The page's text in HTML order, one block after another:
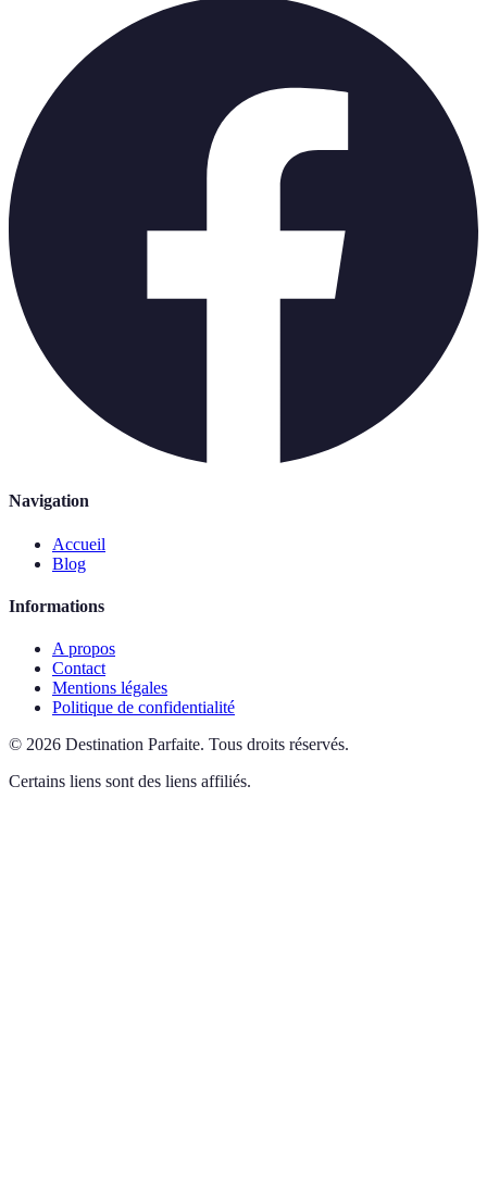
Navigation
Accueil
Blog
Informations
A propos
Contact
Mentions légales
Politique de confidentialité
© 2026 Destination Parfaite. Tous droits réservés.
Certains liens sont des liens affiliés.